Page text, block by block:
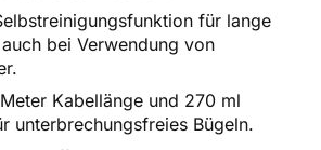
für lange
bei Verwendung von
Kabellänge und 270 ml
unterbrechungsfreies Bügeln.